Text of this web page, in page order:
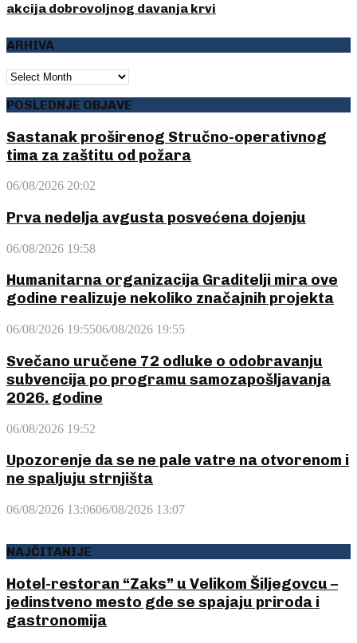
akcija dobrovoljnog davanja krvi
ARHIVA
ARHIVA
POSLEDNJE OBJAVE
Sastanak proširenog Stručno-operativnog
tima za zaštitu od požara
06/08/2026 20:02
Prva nedelja avgusta posvećena dojenju
06/08/2026 19:58
Humanitarna organizacija Graditelji mira ove
godine realizuje nekoliko značajnih projekta
06/08/2026 19:5506/08/2026 19:55
Svečano uručene 72 odluke o odobravanju
subvencija po programu samozapošljavanja
2026. godine
06/08/2026 19:52
Upozorenje da se ne pale vatre na otvorenom i
ne spaljuju strnjišta
06/08/2026 13:0606/08/2026 13:07
NAJČITANIJE
Hotel-restoran “Zaks” u Velikom Šiljegovcu –
jedinstveno mesto gde se spajaju priroda i
gastronomija